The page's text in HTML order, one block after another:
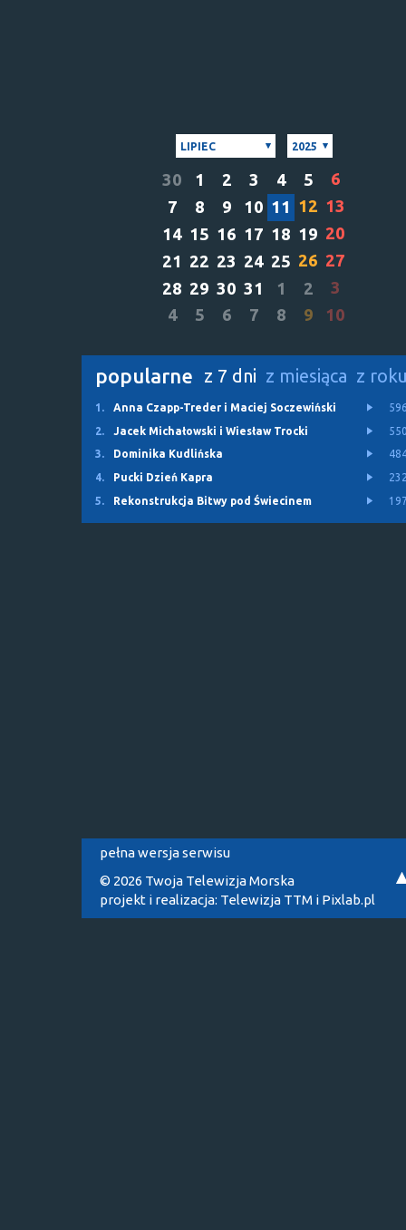
LIPIEC 2025
30 1 2 3 4 5
6
7
8 9 10 11 12 13
14 15 16 17 18 19 20
21 22 23 24 25 26 27
28 29 30 31 1 2
3
4
5 6 7 8 9 10
popularne z 7 dni z miesiąca z
1. Anna Czapp-Treder i Maciej Soczewiński
2.
Jacek Michałowski i Wiesław Trocki
3.
Dominika Kudlińska
4.
Pucki Dzień Kapra
5.
Rekonstrukcja Bitwy pod Świecinem
pełna wersja serwisu
© 2026 Twoja Telewizja Morska
projekt i realizacja: Telewizja TTM i Pixlab.pl